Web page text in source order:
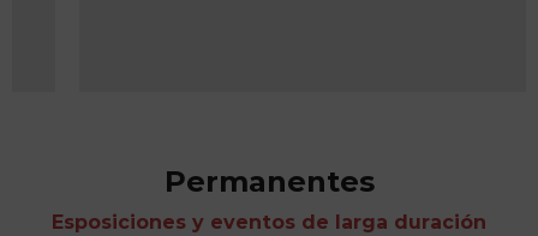
Permanentes
Esposiciones y eventos de larga duración